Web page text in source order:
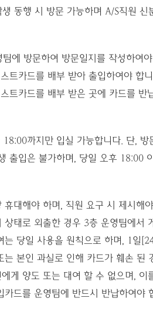
동행 시 방문 가능하며 A/S직원 신
에 방문하여 방문일지를 작성하여
트카드를 배부 받아 출입하여야 합
트카드를 배부 받은 곳에 카드를 반
까지만 입실 가능합니다. 단, 방
출입은 불가하며, 당일 오후 18:00
휴대해야 하며, 직원 요구 시 제시해
상태로 외출한 경우 3층 운영팀에서
는 당일 사용을 원칙으로 하며, 1일
는 본인 과실로 인해 카드가 훼손 된
게 양도 또는 대여 할 수 없으며, 이
카드를 운영팀에 반드시 반납하여야